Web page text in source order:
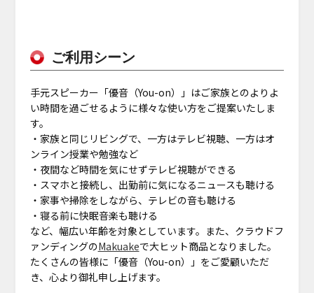
ご利用シーン
手元スピーカー「優音（You-on）」はご家族とのよりよ
い時間を過ごせるように様々な使い方をご提案いたしま
す。
・家族と同じリビングで、一方はテレビ視聴、一方はオ
ンライン授業や勉強など
・夜間など時間を気にせずテレビ視聴ができる
・スマホと接続し、出勤前に気になるニュースも聴ける
・家事や掃除をしながら、テレビの音も聴ける
・寝る前に快眠音楽も聴ける
など、幅広い年齢を対象としています。また、クラウドフ
ァンディングのMakuakeで大ヒット商品となりました。
たくさんの皆様に「優音（You-on）」をご愛顧いただ
き、心より御礼申し上げます。